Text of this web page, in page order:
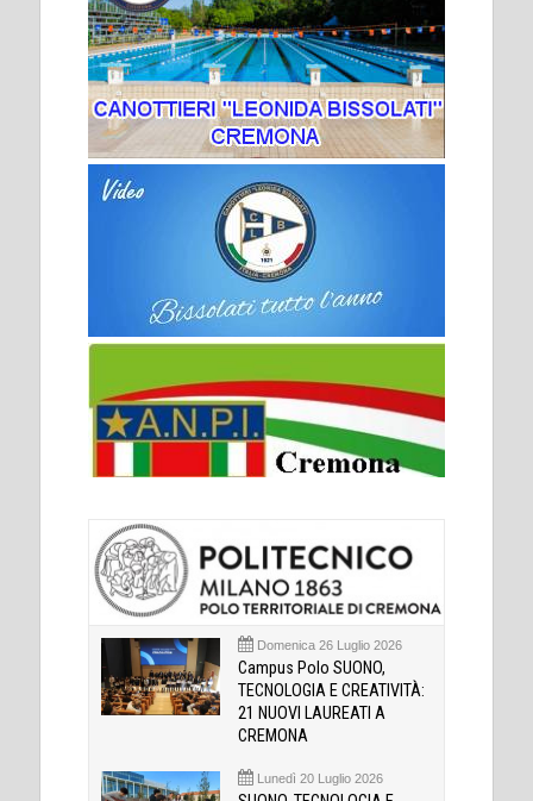
Domenica 26 Luglio 2026
Campus Polo SUONO,
TECNOLOGIA E CREATIVITÀ:
21 NUOVI LAUREATI A
CREMONA
Lunedì 20 Luglio 2026